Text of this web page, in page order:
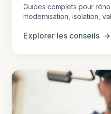
Guides complets pour
modernisation, isolation,
Explorer les conseils